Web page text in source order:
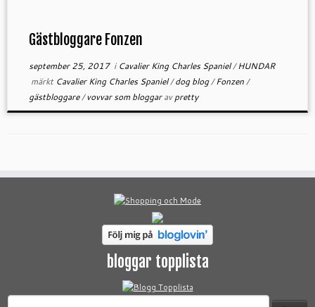
Gästbloggare Fonzen
september 25, 2017i Cavalier King Charles Spaniel/HUNDAR
märkt Cavalier King Charles Spaniel/dog blog/Fonzen/
gästbloggare/vovvar som bloggaravpretty
bloggar topplista